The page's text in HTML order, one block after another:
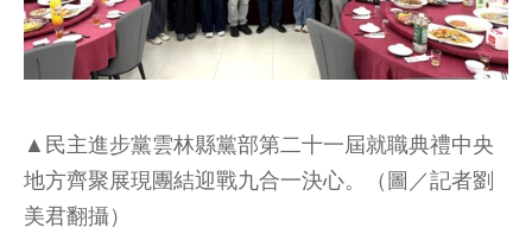
▲民主進步黨雲林縣黨部第二十一屆就職典禮中央
地方齊聚展現團結迎戰九合一決心。（圖／記者劉
美君翻攝）